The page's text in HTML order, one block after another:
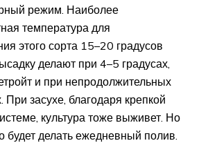
режим. Наиболее
температура для
этого сорта 15–20 градусов
делают при 4–5 градусах,
и при непродолжительных
При засухе, благодаря крепкой
культура тоже выживет. Но
будет делать ежедневный полив.